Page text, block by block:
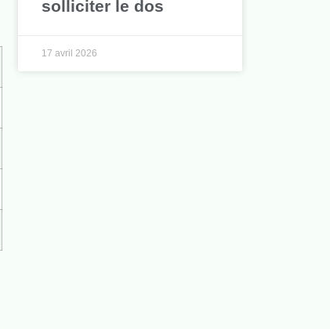
solliciter le dos
17 avril 2026